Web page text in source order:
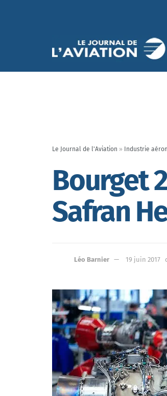
Le Journal de l'Aviation » Industrie
Bourget
Safran
Léo Barnier 19 juin 2017